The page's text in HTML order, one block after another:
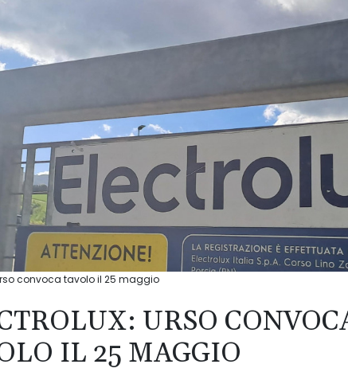
convoca tavolo il 25 maggio
URSO
IL 25 MAGGIO